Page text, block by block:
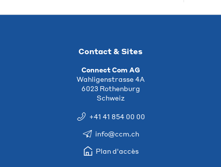
Contact & Sites
Connect Com AG
Wahligenstrasse 4A
6023 Rothenburg
Schweiz
+41 41 854 00 00
info@ccm.ch
Plan d'accès